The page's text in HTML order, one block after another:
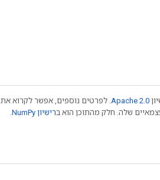
Apache 2.0 . לפרטים נוספים, אפשר לקרוא את
רישיון NumPy‏